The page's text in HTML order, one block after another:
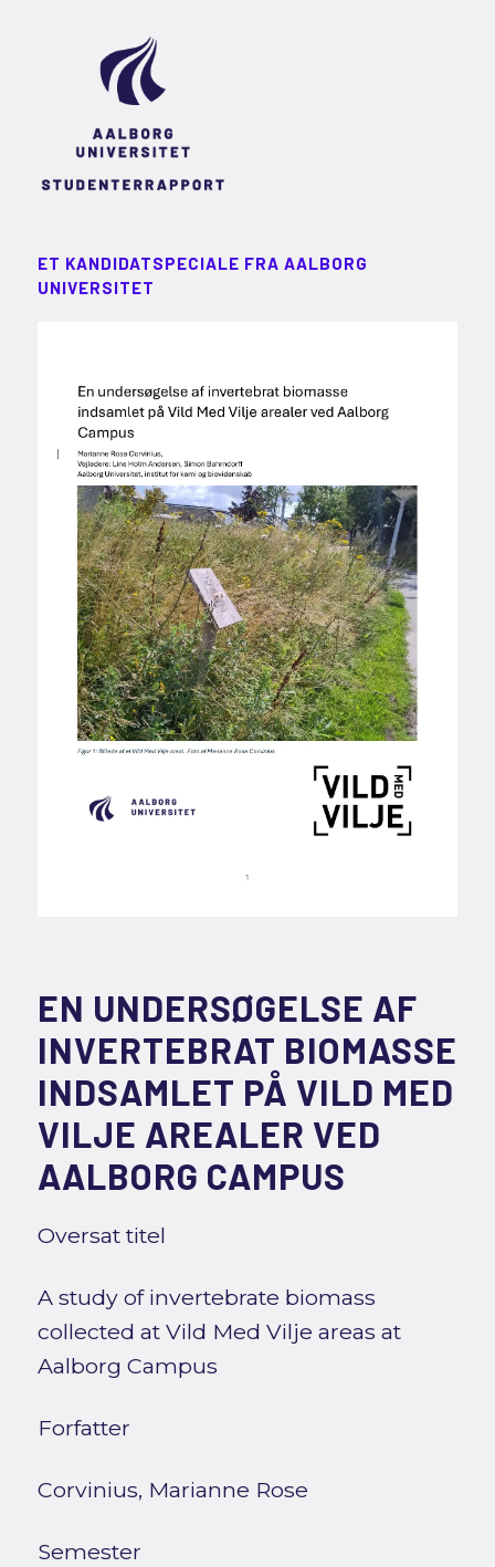
ET KANDIDATSPECIALE FRA AALBORG
UNIVERSITET
EN UNDERSØGELSE AF
INVERTEBRAT BIOMASSE
INDSAMLET PÅ VILD MED
VILJE AREALER VED
AALBORG CAMPUS
Oversat titel
A study of invertebrate biomass
collected at Vild Med Vilje areas at
Aalborg Campus
Forfatter
Corvinius, Marianne Rose
Semester